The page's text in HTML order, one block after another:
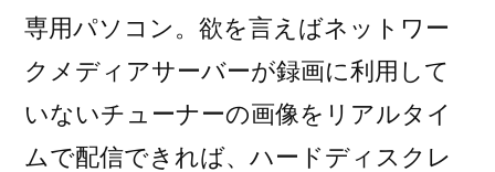
専用パソコン。欲を言えばネットワー
クメディアサーバーが録画に利用して
いないチューナーの画像をリアルタイ
ムで配信できれば、ハードディスクレ